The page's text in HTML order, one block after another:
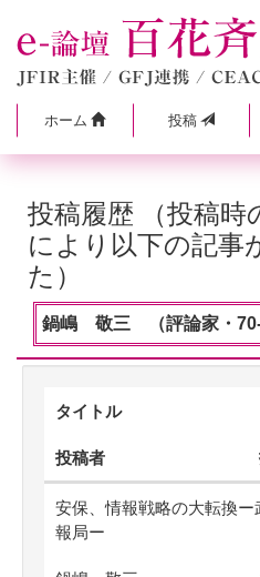
ホーム 投稿
投稿履歴 （投稿
により以下の記事
た）
鍋嶋 敬三 （評論家・70-
タイトル
投稿者
安保、情報戦略の大転換
報局ー